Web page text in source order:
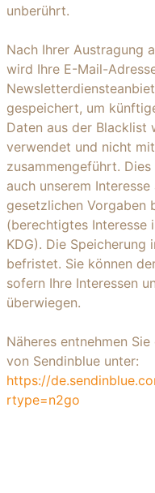
unberührt.
Nach Ihrer Austragung
wird Ihre E-Mail-
gespeichert, um
Daten aus der Blacklist
verwendet und nicht
zusammengeführt.
auch unserem
gesetzlichen Vorgaben
(berechtigtes Interesse
KDG). Die
befristet. Sie können
sofern Ihre Interessen
überwiegen.
Näheres entnehmen
von Sendinblue unter:
https://
rtype=n2go